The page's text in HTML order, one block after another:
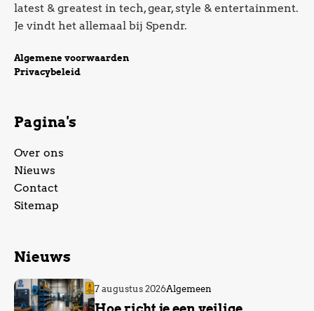
latest & greatest in tech, gear, style & entertainment.
Je vindt het allemaal bij Spendr.
Algemene voorwaarden
Privacybeleid
Pagina's
Over ons
Nieuws
Contact
Sitemap
Nieuws
7 augustus 2026Algemeen